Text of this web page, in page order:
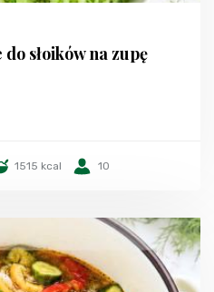
słoików na zupę
1515 kcal 10